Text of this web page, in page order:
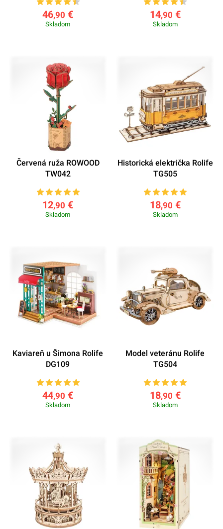
46,90 €
Skladom
14,90 €
Skladom
Červená ruža ROWOOD
TW042
12,90 €
Skladom
Historická električka Rolife
TG505
18,90 €
Skladom
Kaviareň u Šimona Rolife
DG109
44,90 €
Skladom
Model veteránu Rolife
TG504
18,90 €
Skladom